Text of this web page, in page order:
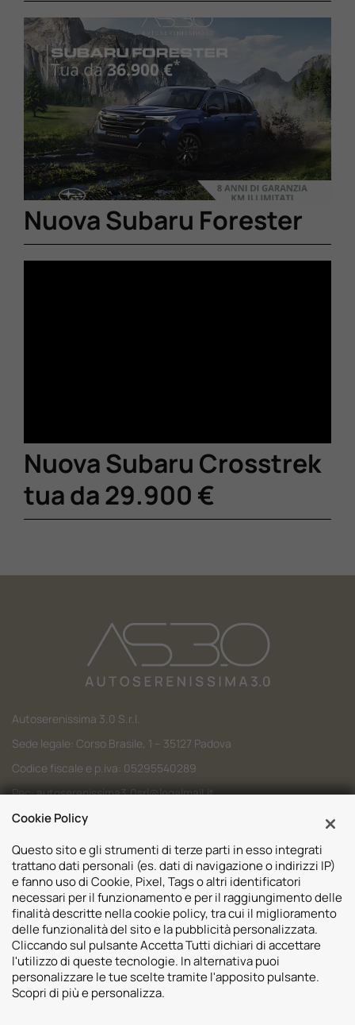
Nuova Subaru Forester
Nuova Subaru Crosstrek
tua da 29.900 €
Autoserenissima 3.0 S.r.l.
Sede legale: Corso Brasile, 1 – 35127 Padova
Codice fiscale e p.iva: 05295540289
Pec:autoserenissima3.0srl@legalmail.it
Codice SDI: M5UXCR1
Sedi
Volvo Padova
Volvo Venezia
Usato Padova
Mazda Padova
Risorse
Valuta il tuo Usato
Contatti
Promozioni
Cookie Policy
Questo sito e gli strumenti di terze parti in esso integrati
trattano dati personali (es. dati di navigazione o indirizzi IP)
e fanno uso di Cookie, Pixel, Tags o altri identificatori
necessari per il funzionamento e per il raggiungimento delle
finalità descritte nella cookie policy, tra cui il miglioramento
delle funzionalità del sito e la pubblicità personalizzata.
Cliccando sul pulsante Accetta Tutti dichiari di accettare
l'utilizzo di queste tecnologie. In alternativa puoi
personalizzare le tue scelte tramite l'apposito pulsante.
Scopri di più e personalizza.